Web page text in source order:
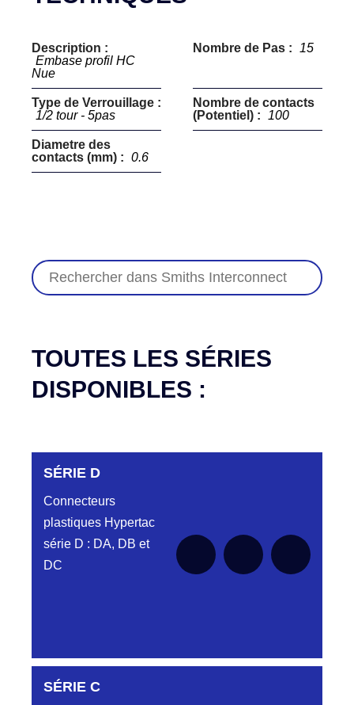
Description :
Embase profil HC
Nue
Nombre de Pas : 15
Type de Verrouillage :
1/2 tour - 5pas
Nombre de contacts
(Potentiel) :
100
Diametre des
contacts (mm) : 0.6
TOUTES LES SÉRIES
DISPONIBLES :
SÉRIE D
Connecteurs
plastiques Hypertac
série D : DA, DB et
DC
Aucune pièce disponible pour cette série pour
SÉRIE C